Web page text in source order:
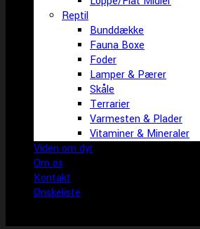
Reptil
Bunddække
Fauna Boxe
Foder
Lamper & Pærer
Skåle
Terrarier
Varmesten & Plader
Vitaminer & Mineraler
Viden om dyr
Om os
Kontakt
Ønskeliste